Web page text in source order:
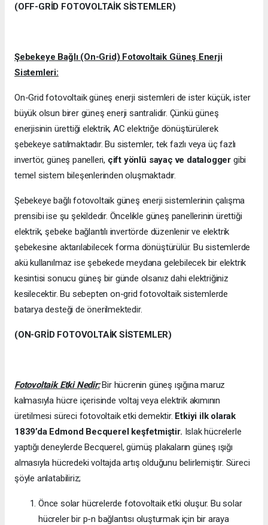
(OFF-GRİD FOTOVOLTAİK SİSTEMLER)
Şebekeye Bağlı (On-Grid) Fotovoltaik Güneş Enerji
Sistemleri:
On-Grid fotovoltaik güneş enerji sistemleri de ister küçük, ister
büyük olsun birer güneş enerji santralidir. Çünkü güneş
enerjisinin ürettiği elektrik, AC elektriğe dönüştürülerek
şebekeye satılmaktadır. Bu sistemler, tek fazlı veya üç fazlı
invertör, güneş panelleri, çift yönlü sayaç ve datalogger gibi
temel sistem bileşenlerinden oluşmaktadır.
Şebekeye bağlı fotovoltaik güneş enerji sistemlerinin çalışma
prensibi ise şu şekildedir. Öncelikle güneş panellerinin ürettiği
elektrik, şebeke bağlantılı invertörde düzenlenir ve elektrik
şebekesine aktarılabilecek forma dönüştürülür. Bu sistemlerde
akü kullanılmaz ise şebekede meydana gelebilecek bir elektrik
kesintisi sonucu güneş bir günde olsanız dahi elektriğiniz
kesilecektir. Bu sebepten on-grid fotovoltaik sistemlerde
batarya desteği de önerilmektedir.
(ON-GRİD FOTOVOLTAİK SİSTEMLER)
Fotovoltaik Etki Nedir:Bir hücrenin güneş ışığına maruz
kalmasıyla hücre içerisinde voltaj veya elektrik akımının
üretilmesi süreci fotovoltaik etki demektir. Etkiyi ilk olarak
1839’da Edmond Becquerel keşfetmiştir. Islak hücrelerle
yaptığı deneylerde Becquerel, gümüş plakaların güneş ışığı
almasıyla hücredeki voltajda artış olduğunu belirlemiştir. Süreci
şöyle anlatabiliriz;
Önce solar hücrelerde fotovoltaik etki oluşur. Bu solar
hücreler bir p-n bağlantısı oluşturmak için bir araya